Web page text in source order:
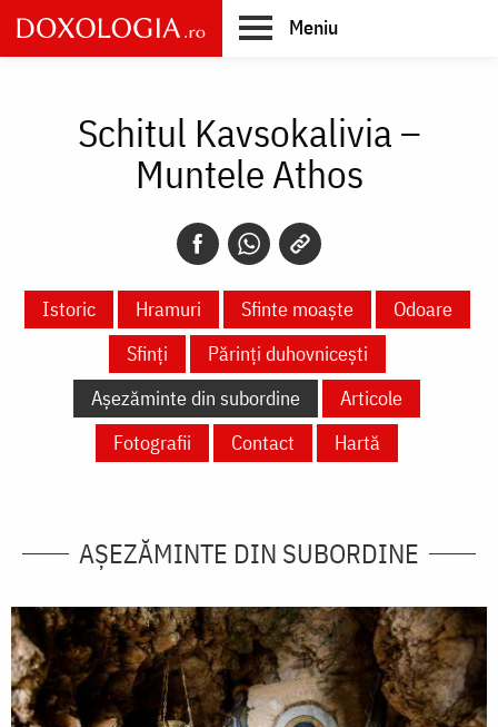
Skip
to
main
Meniu
Schitul Kavsokalivia –
Muntele Athos
Istoric Hramuri Sfinte moaște
Odoare
Sfinți
Părinți duhovnicești
Așezăminte din subordine
Articole
Fotografii
Contact Hartă
AȘEZĂMINTE DIN SUBORDINE